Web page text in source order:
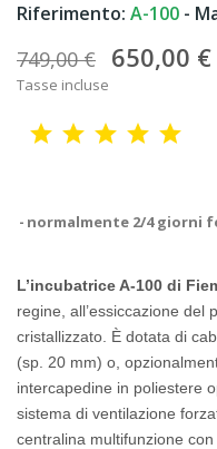
Riferimento: A-100 -
749,00 € 650,00 €
Tasse incluse
normalmente 2/4 giorni
L’incubatrice A-100 di
regine, all’essiccazione del
cristallizzato. È dotata di
(sp. 20 mm) o,
intercapedine in poliestere
sistema di ventilazione
centralina multifunzione